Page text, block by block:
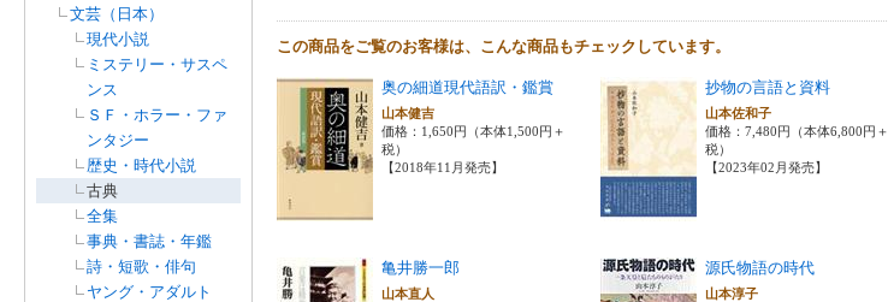
文芸（日本）
現代小説
ミステリー・サスペ
ンス
ＳＦ・ホラー・ファ
ンタジー
歴史・時代小説
古典
全集
事典・書誌・年鑑
詩・短歌・俳句
ヤング・アダルト
この商品をご覧のお客様は、こんな商品もチェックしています。
奥の細道現代語訳・鑑賞
山本健吉
価格：1,650円（本体1,500円＋
税）
【2018年11月発売】
抄物の言語と資料
山本佐和子
価格：7,480円（本体6,800円＋
税）
【2023年02月発売】
亀井勝一郎
山本直人
源氏物語の時代
山本淳子